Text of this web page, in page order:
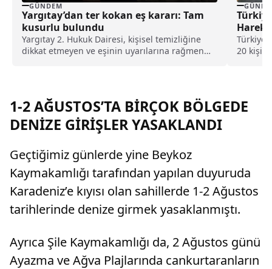
GÜNDEM
Yargıtay’dan ter kokan eş kararı: Tam
kusurlu bulundu
Yargıtay 2. Hukuk Dairesi, kişisel temizliğine
dikkat etmeyen ve eşinin uyarılarına rağmen
lira tazminat ödemesine karar verildi.
Türkiye
20
1-2 AĞUSTOS’TA BİRÇOK BÖLGEDE
DENİZE GİRİŞLER YASAKLANDI
Geçtiğimiz günlerde yine Beykoz
Kaymakamlığı tarafından yapılan duyuruda
Karadeniz’e kıyısı olan sahillerde 1-2 Ağustos
tarihlerinde denize girmek yasaklanmıştı.
Ayrıca Şile Kaymakamlığı da, 2 Ağustos günü
Ayazma ve Ağva Plajlarında cankurtaranların